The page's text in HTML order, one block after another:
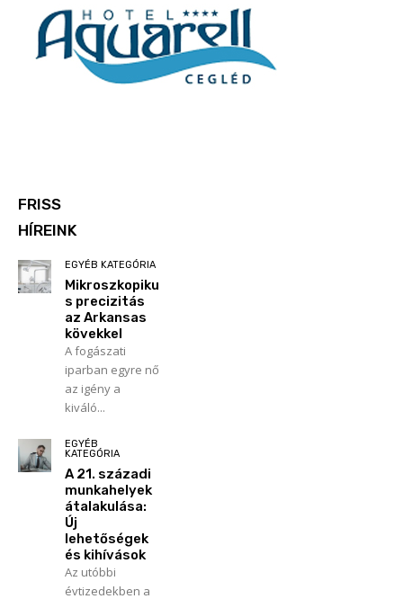
FRISS
HÍREINK
EGYÉB KATEGÓRIA
Mikroszkopiku
s precizitás
az Arkansas
kövekkel
A fogászati
iparban egyre nő
az igény a
kiváló...
EGYÉB
KATEGÓRIA
A 21. századi
munkahelyek
átalakulása:
Új
lehetőségek
és kihívások
Az utóbbi
évtizedekben a